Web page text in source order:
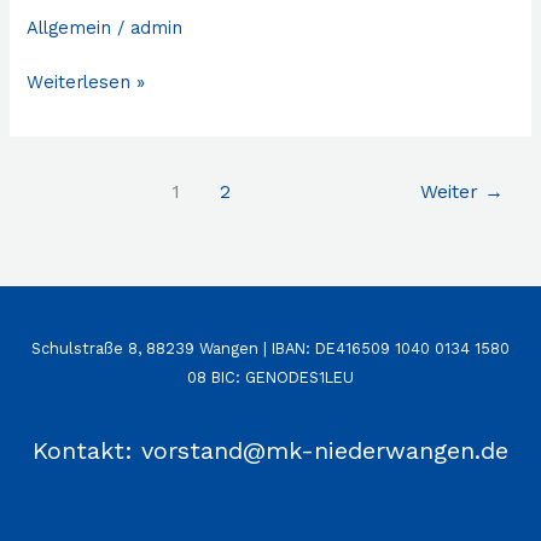
Allgemein / admin
Weiterlesen »
1 2 Weiter →
Schulstraße 8, 88239 Wangen | IBAN: DE416509 1040 0134 1580
08 BIC: GENODES1LEU
Kontakt: vorstand@mk-niederwangen.de